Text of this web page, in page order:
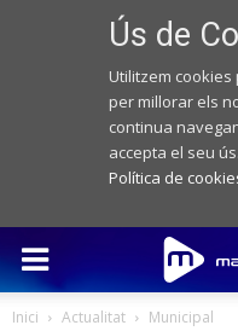
Ús de
Utilitzem
per millorar els
continua
accepta el seu
Política de
Inici Actualitat Municipal